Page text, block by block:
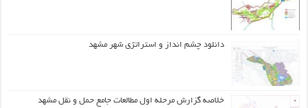
دانلود چشم انداز و استراتژی شهر مشهد
خلاصه گزارش مرحله اول مطالعات جامع حمل و نقل مشهد